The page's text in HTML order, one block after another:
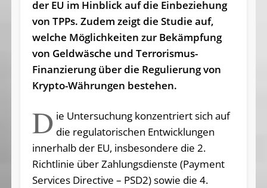
der EU im Hinblick auf die Einbeziehung
von TPPs. Zudem zeigt die Studie auf,
welche Möglichkeiten zur Bekämpfung
von Geldwäsche und Terrorismus-
Finanzierung über die Regulierung von
Krypto-Währungen bestehen.
D ie Untersuchung konzentriert sich auf
die regulatorischen Entwicklungen
innerhalb der EU, insbesondere die 2.
Richtlinie über Zahlungsdienste (Payment
Services Directive – PSD2) sowie die 4.